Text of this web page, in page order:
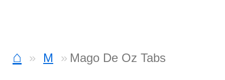
⌂ M Mago De Oz Tabs